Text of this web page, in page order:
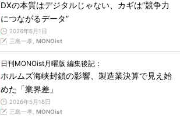
DXの本質はデジタルじゃない、カギは“競争力
につながるデータ”
2026年6月1日
三島一孝, MONOist
日刊MONOist月曜版 編集後記：
ホルムズ海峡封鎖の影響、製造業決算で見え始
めた「業界差」
2026年5月18日
三島一孝, MONOist